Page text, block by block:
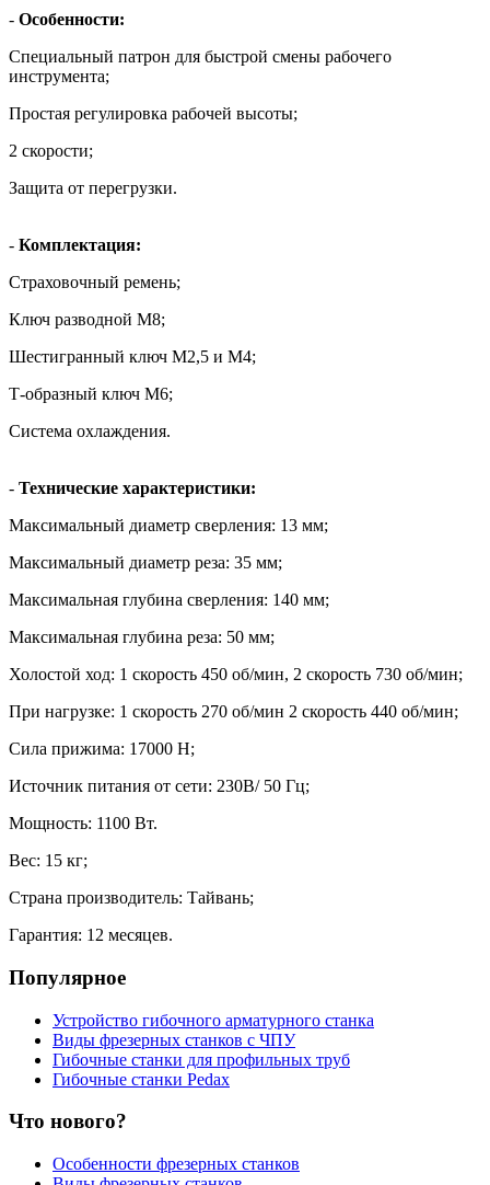
- Особенности:
Специальный патрон для быстрой смены рабочего
инструмента;
Простая регулировка рабочей высоты;
2 скорости;
Защита от перегрузки.
- Комплектация:
Страховочный ремень;
Ключ разводной М8;
Шестигранный ключ М2,5 и М4;
Т-образный ключ М6;
Система охлаждения.
- Технические характеристики:
Максимальный диаметр сверления: 13 мм;
Максимальный диаметр реза: 35 мм;
Максимальная глубина сверления: 140 мм;
Максимальная глубина реза: 50 мм;
Холостой ход: 1 скорость 450 об/мин, 2 скорость 730 об/мин;
При нагрузке: 1 скорость 270 об/мин 2 скорость 440 об/мин;
Сила прижима: 17000 Н;
Источник питания от сети: 230В/ 50 Гц;
Мощность: 1100 Вт.
Вес: 15 кг;
Страна производитель: Тайвань;
Гарантия: 12 месяцев.
Популярное
Устройство гибочного арматурного станка
Виды фрезерных станков с ЧПУ
Гибочные станки для профильных труб
Гибочные станки Pedax
Что нового?
Особенности фрезерных станков